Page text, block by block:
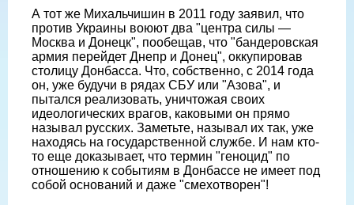
А тот же Михальчишин в 2011 году заявил, что
против Украины воюют два "центра силы —
Москва и Донецк", пообещав, что "бандеровская
армия перейдет Днепр и Донец", оккупировав
столицу Донбасса. Что, собственно, с 2014 года
он, уже будучи в рядах СБУ или "Азова", и
пытался реализовать, уничтожая своих
идеологических врагов, каковыми он прямо
называл русских. Заметьте, называл их так, уже
находясь на государственной службе. И нам кто-
то еще доказывает, что термин "геноцид" по
отношению к событиям в Донбассе не имеет под
собой оснований и даже "смехотворен"!